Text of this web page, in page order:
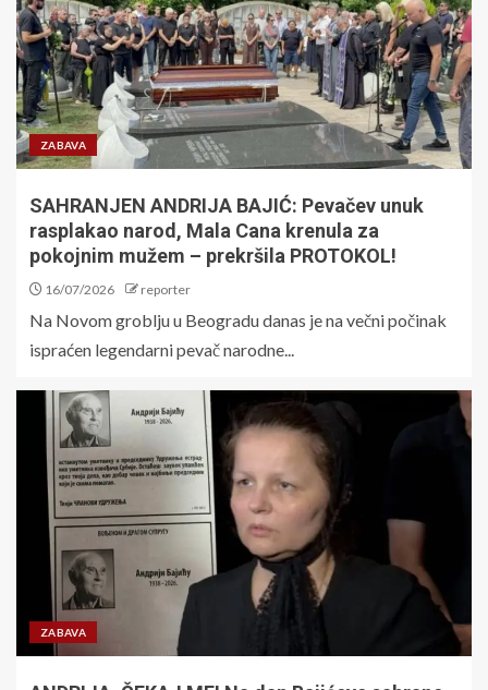
ZABAVA
SAHRANJEN ANDRIJA BAJIĆ: Pevačev unuk
rasplakao narod, Mala Cana krenula za
pokojnim mužem – prekršila PROTOKOL!
16/07/2026 reporter
Na Novom groblju u Beogradu danas je na večni počinak
ispraćen legendarni pevač narodne...
ZABAVA